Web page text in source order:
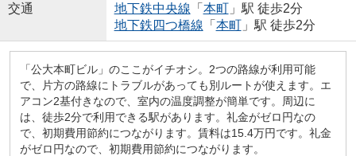
交通
地下鉄中央線 「 本町」駅 徒歩2分
地下鉄四つ橋線 「 本町」駅 徒歩2分
「公大本町ビル」のここがイチオシ。2つの路線が利用可能
で、片方の路線にトラブルがあっても別ルートが使えます。エ
アコン2基付きなので、室内の温度調整が簡単です。周辺に
は、徒歩2分で利用できる駅があります。礼金がゼロ円なの
で、初期費用節約につながります。賃料は15.4万円です。礼金
がゼロ円なので、初期費用節約につながります。